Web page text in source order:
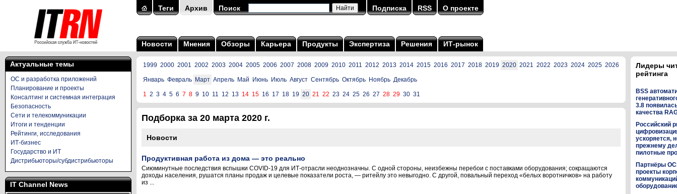
Теги Архив Поиск Подписка RSS О проекте
Новости Мнения Обзоры Карьера Продукты Экспертиза Решения ИТ-рынок
Актуальные темы
ОС и разработка приложений
Планирование и проекты
Консалтинг и системная интеграция
Безопасность
Сети и телекоммуникации
Итоги и тенденции
Рейтинги, исследования
ИТ-бизнес
Государство и ИТ
Дистрибьюторы/субдистрибьюторы
IT Channel News
1999 2000 2001 2002 2003 2004 2005 2006 2007 2008 2009 2010 2011 2012 2013 2014 2015 2016 2017 2018 2019 2020 2021 2022 2023 2024 2025 2026
Январь Февраль Март Апрель Май Июнь Июль Август Сентябрь Октябрь Ноябрь Декабрь
1 2 3 4 5 6 7 8 9 10 11 12 13 14 15 16 17 18 19 20 21 22 23 24 25 26 27 28 29 30 31
Подборка за 20 марта 2020 г.
Новости
Продуктивная работа из дома — это реально
Сиюминутные последствия вспышки COVID-19 для ИТ-отрасли неоднозначны. С одной стороны, неизбежны перебои с поставками оборудования; сокращаются
доходы населения, рушатся планы продаж и целевые показатели роста, — ритейлу это невыгодно. С другой, повальный переход «белых воротничков» на работу
из ...
Лидеры
рейтинга
BSS
3.8
качества
Российский
ускоряется,
прежнему
пилотные
Партнёры
проекты